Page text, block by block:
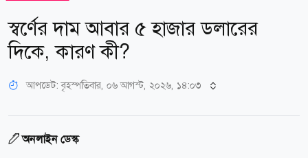
স্বর্ণের দাম আবার ৫ হাজার ডলারের
দিকে, কারণ কী?
আপডেট: বৃহস্পতিবার, ০৬ আগস্ট, ২০২৬, ১৪:০৩
অনলাইন ডেস্ক